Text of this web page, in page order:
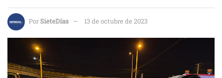
PorSieteDías 13 de octubre de 2023